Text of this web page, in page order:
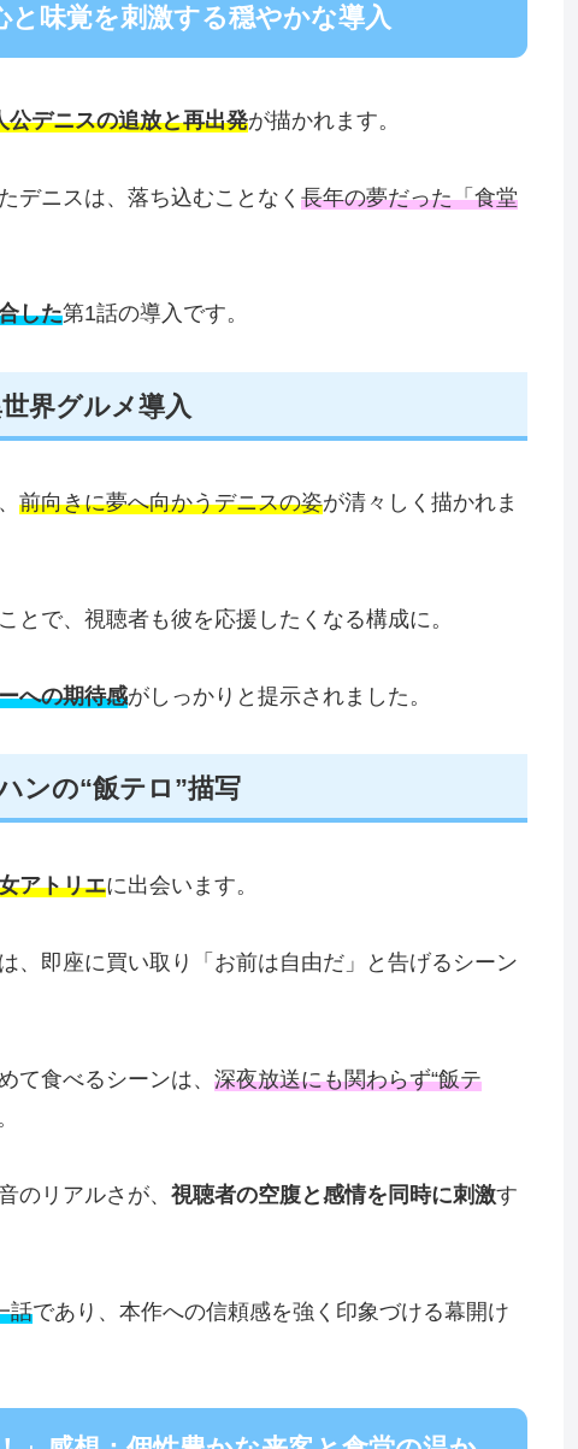
味覚を刺激する穏やかな導入
公デニスの追放と再出発が描かれます。
デニスは、落ち込むことなく 長年の夢だった「食堂
した第1話の導入です。
界グルメ導入
前向きに夢へ向かうデニスの姿が清々しく描かれま
で、視聴者も彼を応援したくなる構成に。
への期待感がしっかりと提示されました。
ンの“飯テロ”描写
アトリエに出会います。
、即座に買い取り「お前は自由だ」と告げるシーン
て食べるシーンは、 深夜放送にも関わらず“飯テ
のリアルさが、 視聴者の空腹と感情を同時に刺激す
話であり、本作への信頼感を強く印象づける幕開け